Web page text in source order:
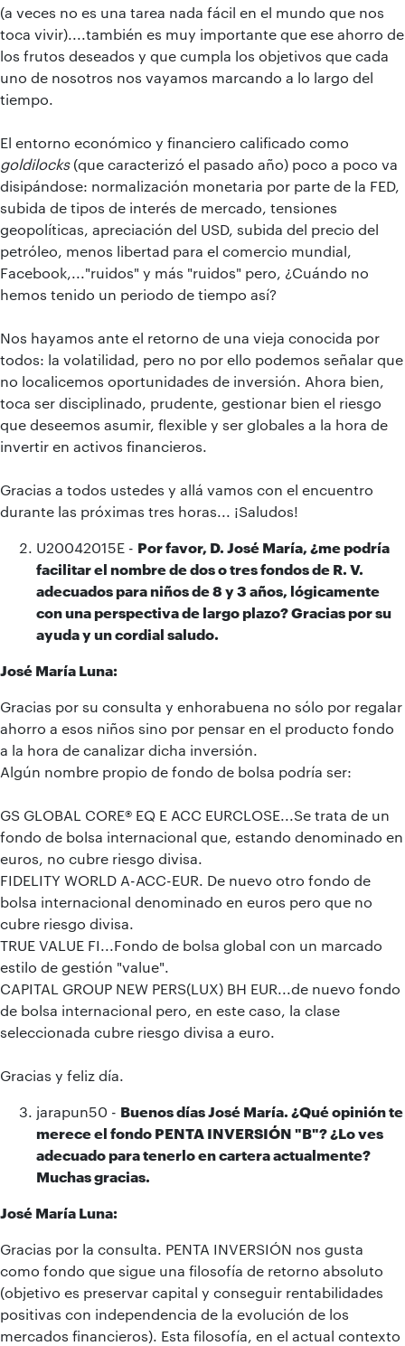
(a veces no es una tarea nada fácil en el mundo que nos
toca vivir)....también es muy importante que ese ahorro de
los frutos deseados y que cumpla los objetivos que cada
uno de nosotros nos vayamos marcando a lo largo del
tiempo.
El entorno económico y financiero calificado como
goldilocks(que caracterizó el pasado año) poco a poco va
disipándose: normalización monetaria por parte de la FED,
subida de tipos de interés de mercado, tensiones
geopolíticas, apreciación del USD, subida del precio del
petróleo, menos libertad para el comercio mundial,
Facebook,..."ruidos" y más "ruidos" pero, ¿Cuándo no
hemos tenido un periodo de tiempo así?
Nos hayamos ante el retorno de una vieja conocida por
todos: la volatilidad, pero no por ello podemos señalar que
no localicemos oportunidades de inversión. Ahora bien,
toca ser disciplinado, prudente, gestionar bien el riesgo
que deseemos asumir, flexible y ser globales a la hora de
invertir en activos financieros.
Gracias a todos ustedes y allá vamos con el encuentro
durante las próximas tres horas... ¡Saludos!
U20042015E - Por favor, D. José María, ¿me podría
facilitar el nombre de dos o tres fondos de R. V.
adecuados para niños de 8 y 3 años, lógicamente
con una perspectiva de largo plazo? Gracias por su
ayuda y un cordial saludo.
José María Luna:
Gracias por su consulta y enhorabuena no sólo por regalar
ahorro a esos niños sino por pensar en el producto fondo
a la hora de canalizar dicha inversión.
Algún nombre propio de fondo de bolsa podría ser:
GS GLOBAL CORE® EQ E ACC EURCLOSE...Se trata de un
fondo de bolsa internacional que, estando denominado en
euros, no cubre riesgo divisa.
FIDELITY WORLD A-ACC-EUR. De nuevo otro fondo de
bolsa internacional denominado en euros pero que no
cubre riesgo divisa.
TRUE VALUE FI...Fondo de bolsa global con un marcado
estilo de gestión "value".
CAPITAL GROUP NEW PERS(LUX) BH EUR...de nuevo fondo
de bolsa internacional pero, en este caso, la clase
seleccionada cubre riesgo divisa a euro.
Gracias y feliz día.
jarapun50 - Buenos días José María. ¿Qué opinión te
merece el fondo PENTA INVERSIÓN "B"? ¿Lo ves
adecuado para tenerlo en cartera actualmente?
Muchas gracias.
José María Luna:
Gracias por la consulta. PENTA INVERSIÓN nos gusta
como fondo que sigue una filosofía de retorno absoluto
(objetivo es preservar capital y conseguir rentabilidades
positivas con independencia de la evolución de los
mercados financieros). Esta filosofía, en el actual contexto